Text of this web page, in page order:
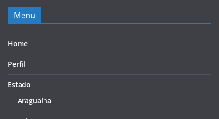
Menu
Home
Perfil
Estado
Araguaína